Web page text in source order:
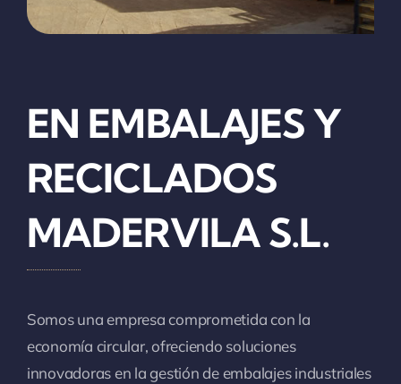
EN EMBALAJES Y
RECICLADOS
MADERVILA S.L.
Somos una empresa comprometida con la
economía circular, ofreciendo soluciones
innovadoras en la gestión de embalajes industriales